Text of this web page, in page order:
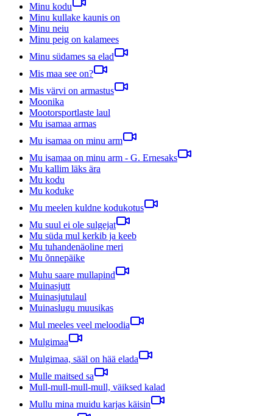
Minu kodu
Minu kullake kaunis on
Minu neiu
Minu peig on kalamees
Minu südames sa elad
Mis maa see on?
Mis värvi on armastus
Moonika
Mootorsportlaste laul
Mu isamaa armas
Mu isamaa on minu arm
Mu isamaa on minu arm - G. Ernesaks
Mu kallim läks ära
Mu kodu
Mu koduke
Mu meelen kuldne kodukotus
Mu suul ei ole sulgejat
Mu süda mul kerkib ja keeb
Mu tuhandenäoline meri
Mu õnnepäike
Muhu saare mullapind
Muinasjutt
Muinasjutulaul
Muinaslugu muusikas
Mul meeles veel meloodia
Mulgimaa
Mulgimaa, sääl on hää elada
Mulle maitsed sa
Mull-mull-mull-mull, väiksed kalad
Mullu mina muidu karjas käisin